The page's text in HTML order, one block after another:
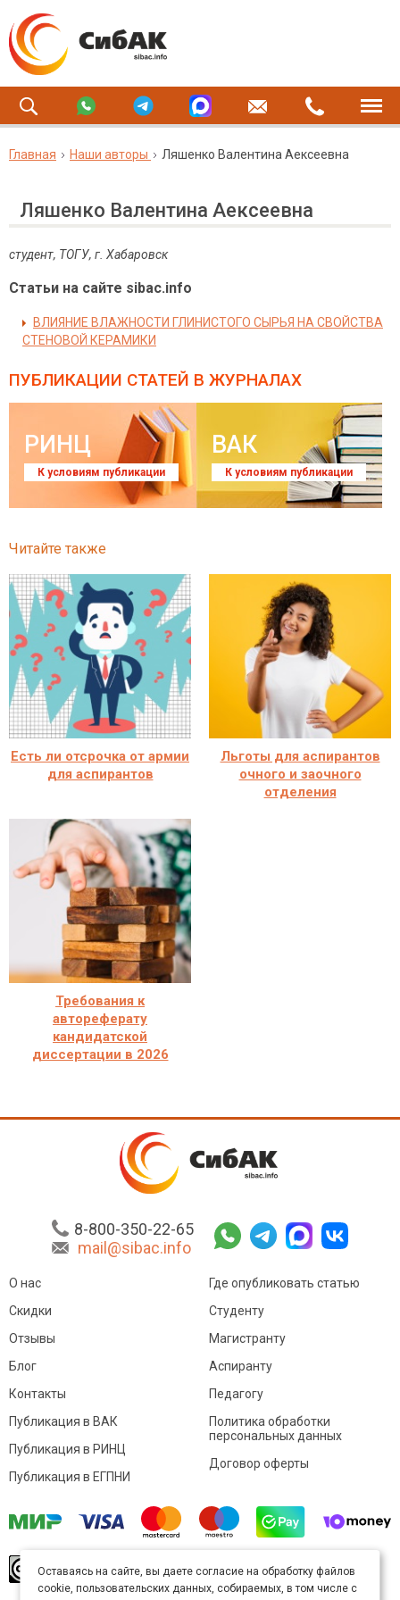
Главная Наши авторы Ляшенко Валентина Аексеевна
Ляшенко Валентина Аексеевна
студент, ТОГУ, г. Хабаровск
Статьи на сайте sibac.info
ВЛИЯНИЕ ВЛАЖНОСТИ ГЛИНИСТОГО СЫРЬЯ НА СВОЙСТВА
СТЕНОВОЙ КЕРАМИКИ
ПУБЛИКАЦИИ СТАТЕЙ В ЖУРНАЛАХ
РИНЦ
К условиям публикации
ВАК
К условиям публикации
Читайте также
Есть ли отсрочка от армии
для аспирантов
Льготы для аспирантов
очного и заочного
отделения
Требования к
автореферату
кандидатской
диссертации в 2026
8-800-350-22-65
mail@sibac.info
О нас
Скидки
Отзывы
Блог
Контакты
Где опубликовать статью
Студенту
Магистранту
Аспиранту
Педагогу
Публикация в ВАК
Публикация в РИНЦ
Публикация в ЕГПНИ
Политика обработки
персональных данных
Договор оферты
произведение доступно полицензии Creative
Commons «Attribution» («Атрибуция») 4.0
Оставаясь на сайте, вы даете согласие на обработку файлов
cookie, пользовательских данных, собираемых, в том числе с